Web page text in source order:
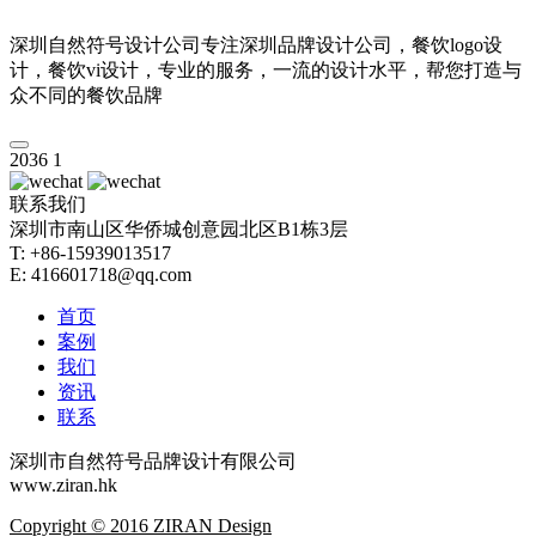
深圳自然符号设计公司专注深圳品牌设计公司，餐饮logo设
计，餐饮vi设计，专业的服务，一流的设计水平，帮您打造与
众不同的餐饮品牌
2036 1
联系我们
深圳市南山区华侨城创意园北区B1栋3层
T: +86-15939013517
E: 416601718@qq.com
首页
案例
我们
资讯
联系
深圳市自然符号品牌设计有限公司
www.ziran.hk
Copyright © 2016 ZIRAN Design